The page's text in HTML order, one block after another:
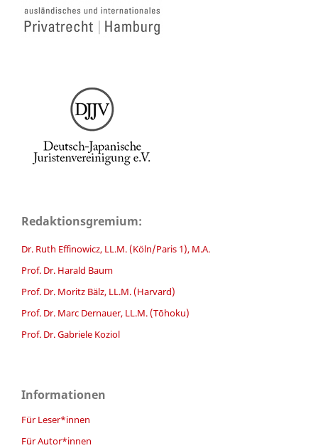
Redaktionsgremium:
Dr. Ruth Effinowicz, LL.M. (Köln/Paris 1), M.A.
Prof. Dr. Harald Baum
Prof. Dr. Moritz Bälz, LL.M. (Harvard)
Prof. Dr. Marc Dernauer, LL.M. (Tōhoku)
Prof. Dr. Gabriele Koziol
Informationen
Für Leser*innen
Für Autor*innen